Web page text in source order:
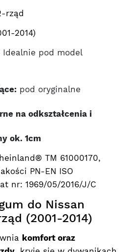
rząd
2014)
Idealnie pod model
pod oryginalne
na odkształcenia i
ok. 1cm
TM 61000170,
PN-EN ISO
nr: 1969/05/2016/J/C
do Nissan
(2001-2014)
komfort oraz